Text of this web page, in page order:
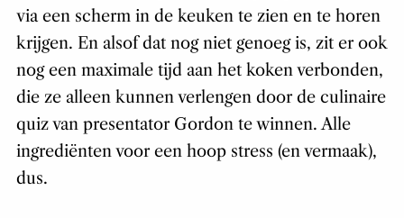
via een scherm in de keuken te zien en te horen
krijgen. En alsof dat nog niet genoeg is, zit er ook
nog een maximale tijd aan het koken verbonden,
die ze alleen kunnen verlengen door de culinaire
quiz van presentator Gordon te winnen. Alle
ingrediënten voor een hoop stress (en vermaak),
dus.